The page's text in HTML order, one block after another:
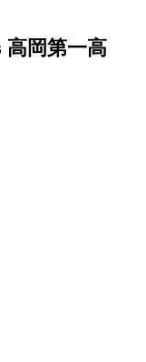
岡第一高